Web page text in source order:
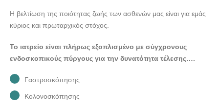
Η βελτίωση της ποιότητας ζωής των ασθενών μας είναι για εμάς
κύριος και πρωταρχικός στόχος.
Το ιατρείο είναι πλήρως εξοπλισμένο με σύγχρονους
ενδοσκοπικούς πύργους για την δυνατότητα τέλεσης….
Γαστροσκόπησης
Κολονοσκόπησης